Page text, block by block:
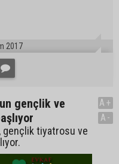
2017
gençlik ve
gençlik tiyatrosu ve
A+
A-